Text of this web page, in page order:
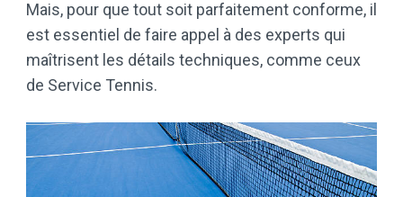
Mais, pour que tout soit parfaitement conforme, il
est essentiel de faire appel à des experts qui
maîtrisent les détails techniques, comme ceux
de Service Tennis.